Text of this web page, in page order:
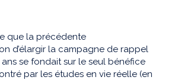
que la précédente
d’élargir la campagne de rappel
se fondait sur le seul bénéfice
par les études en vie réelle (en